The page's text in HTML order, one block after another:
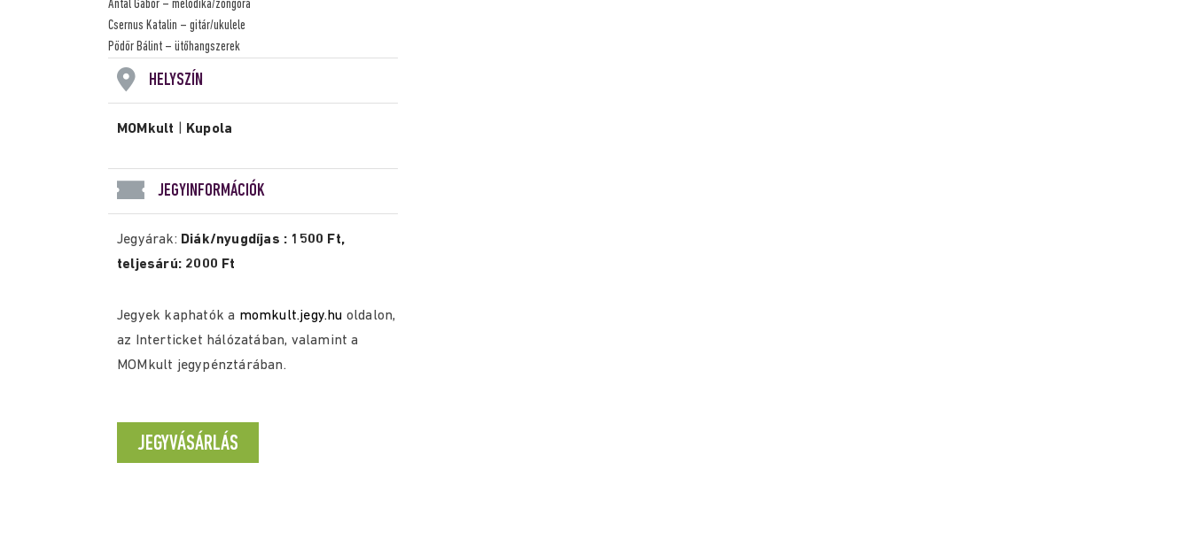
Antal Gábor – melodika/zongora
Csernus Katalin – gitár/ukulele
Pödör Bálint – ütőhangszerek
HELYSZÍN
MOMkult Kupola
JEGYINFORMÁCIÓK
Jegyárak: Diák/nyugdíjas : 1500 Ft,
teljesárú: 2000 Ft
Jegyek kaphatók a momkult.jegy.hu oldalon,
az Interticket hálózatában, valamint a
MOMkult jegypénztárában.
JEGYVÁSÁRLÁS